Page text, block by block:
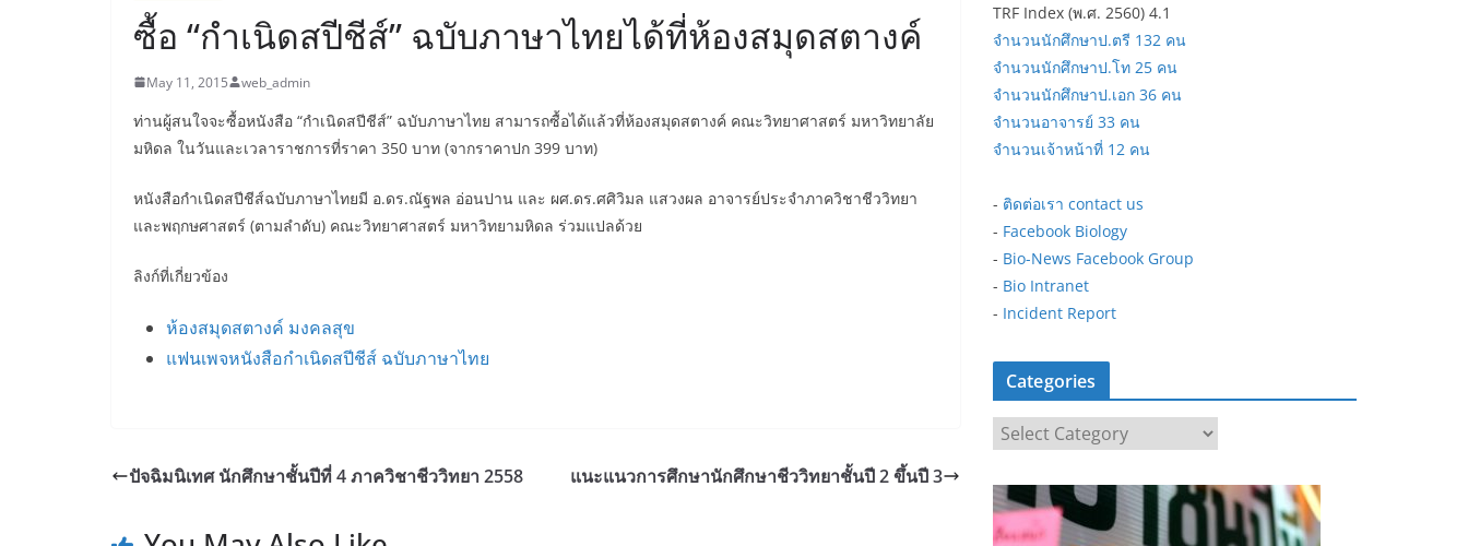
ซื้อ “กำเนิดสปีชีส์” ฉบับภาษาไทยได้ที่ห้องสมุดสตางค์
May 11, 2015 web_admin
ท่านผู้สนใจจะซื้อหนังสือ “กำเนิดสปีชีส์” ฉบับภาษาไทย สามารถซื้อได้แล้วที่ห้องสมุดสตางค์ คณะวิทยาศาสตร์ มหาวิทยาลัย
มหิดล ในวันและเวลาราชการที่ราคา 350 บาท (จากราคาปก 399 บาท)
หนังสือกำเนิดสปีชีส์ฉบับภาษาไทยมี อ.ดร.ณัฐพล อ่อนปาน และ ผศ.ดร.ศศิวิมล แสวงผล อาจารย์ประจำภาควิชาชีววิทยา
และพฤกษศาสตร์ (ตามลำดับ) คณะวิทยาศาสตร์ มหาวิทยามหิดล ร่วมแปลด้วย
ลิงก์ที่เกี่ยวข้อง
ห้องสมุดสตางค์ มงคลสุข
แฟนเพจหนังสือกำเนิดสปีชีส์ ฉบับภาษาไทย
ปัจฉิมนิเทศ นักศึกษาชั้นปีที่ 4 ภาควิชาชีววิทยา 2558 แนะแนวการศึกษานักศึกษาชีววิทยาชั้นปี 2 ขึ้นปี 3
TRF Index (พ.ศ. 2560) 4.1
จำนวนนักศึกษาป.ตรี 132 คน
จำนวนนักศึกษาป.โท 25 คน
จำนวนนักศึกษาป.เอก 36 คน
จำนวนอาจารย์ 33 คน
จำนวนเจ้าหน้าที่ 12 คน
- ติดต่อเรา contact us
- Facebook Biology
- Bio-News Facebook Group
- Bio Intranet
- Incident Report
Categories
a
t
e
g